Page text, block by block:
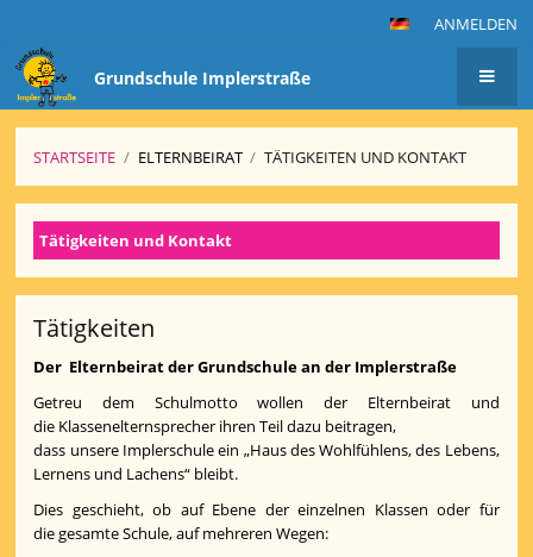
ANMELDEN
Grundschule Implerstraße
STARTSEITE / ELTERNBEIRAT / TÄTIGKEITEN UND KONTAKT
Tätigkeiten
und
Kontakt
Tätigkeiten und Kontakt
Tätigkeiten
Der Elternbeirat der Grundschule an der Implerstraße
Getreu dem Schulmotto wollen der Elternbeirat und
die Klassenelternsprecher ihren Teil dazu beitragen,
dass unsere Implerschule ein „Haus des Wohlfühlens, des Lebens,
Lernens und Lachens“ bleibt.
Dies geschieht, ob auf Ebene der einzelnen Klassen oder für
die gesamte Schule, auf mehreren Wegen: